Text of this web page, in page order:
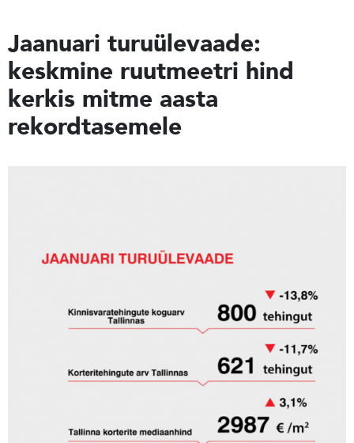
Jaanuari turuülevaade:
keskmine ruutmeetri hind
kerkis mitme aasta
rekordtasemele